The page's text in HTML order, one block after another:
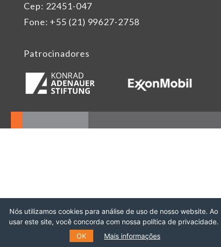
Cep: 22451-047
Fone: +55 (21) 99627-2758
Patrocinadores
Nós utilizamos cookies para análise de uso de nosso website. Ao
usar este site, você concorda com nossa política de privacidade.
OK
Mais informações